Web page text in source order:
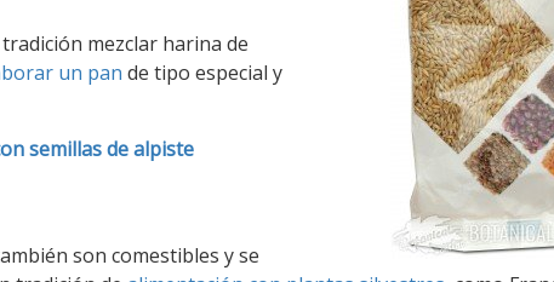
mezclar harina de
un pan de tipo especial y
semillas de alpiste
son comestibles y se